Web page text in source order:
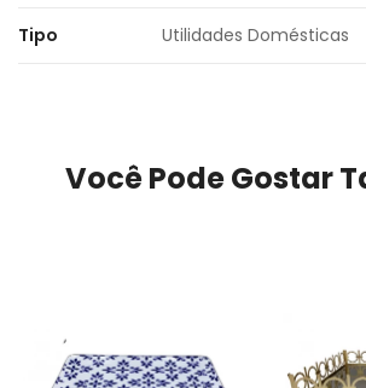
Tipo Utilidades Domésticas
Você Pode Gostar